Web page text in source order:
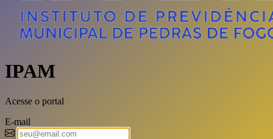
IPAM
Acesse o portal
E-mail